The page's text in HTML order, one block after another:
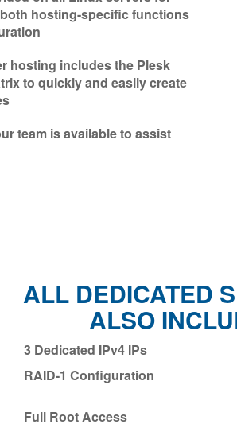
hosting-specific functions
hosting includes the Plesk
to quickly and easily create
team is available to assist
ALL DEDICATED
ALSO
3 Dedicated IPv4 IPs
RAID-1 Configuration
Full Root Access